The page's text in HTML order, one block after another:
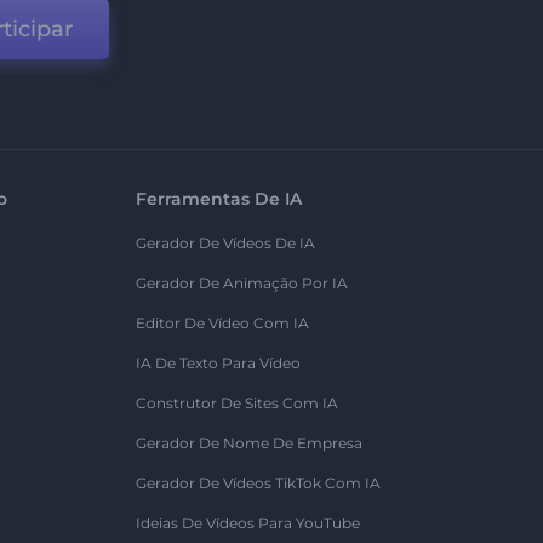
Ferramentas De IA
Gerador De Vídeos De IA
Gerador De Animação Por IA
Editor De Vídeo Com IA
IA De Texto Para Vídeo
Construtor De Sites Com IA
Gerador De Nome De Empresa
Gerador De Vídeos TikTok Com IA
Ideias De Vídeos Para YouTube